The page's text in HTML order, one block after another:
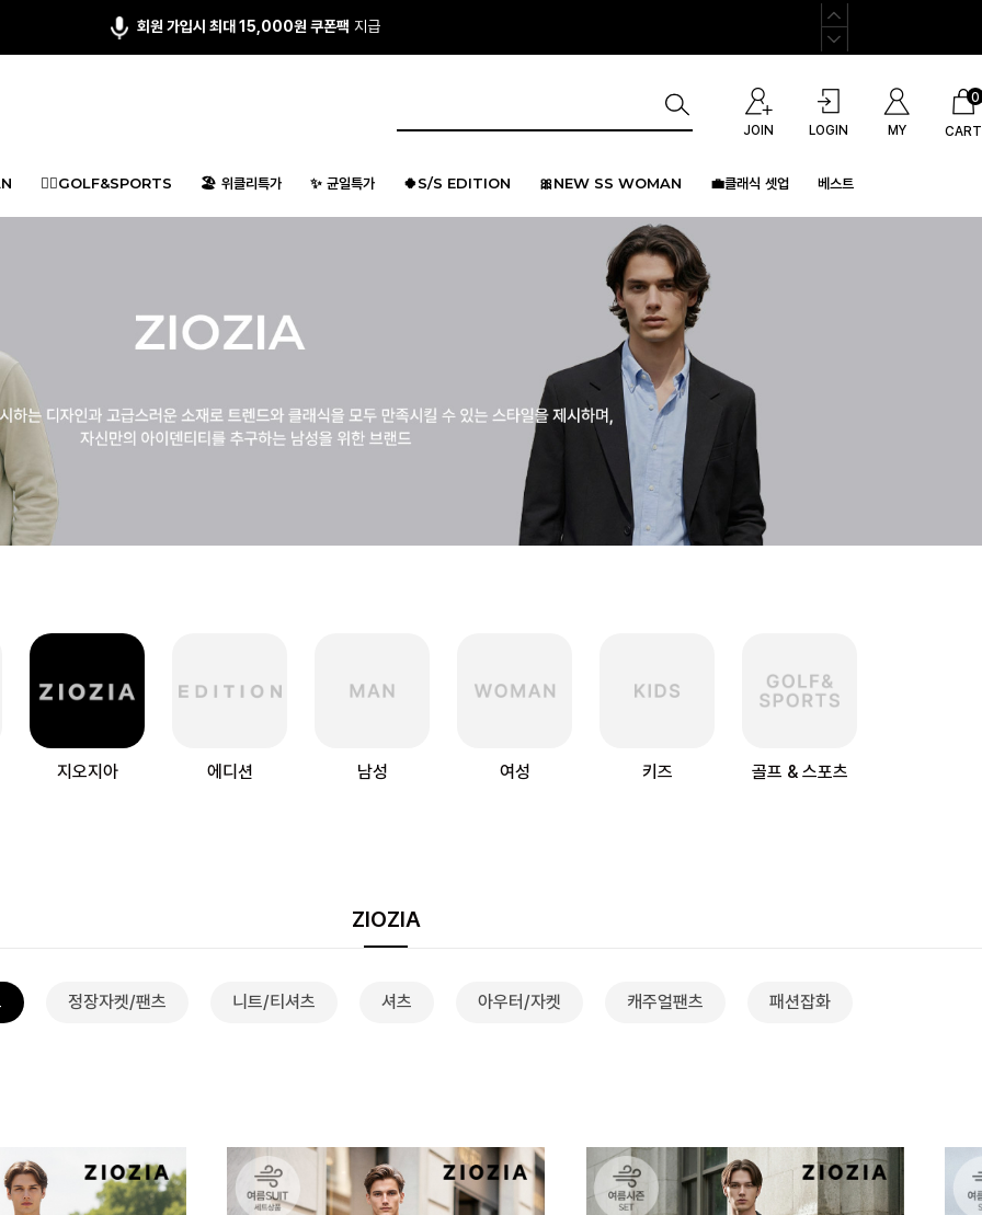
회원 가입시 최대 15,000원 쿠폰팩 지급
JOIN LOGIN MY CART
0
🏌️‍♂️GOLF&SPORTS 🏖️ 위클리특가 ✨ 균일특가 🍀S/S EDITION 🎀NEW SS WOMAN 💼클래식 셋업 베스트
지오지아 에디션 남성 여성 키즈 골프 & 스포츠
ZIOZIA
정장자켓/팬츠 니트/티셔츠 셔츠 아우터/자켓 캐주얼팬츠 패션잡화